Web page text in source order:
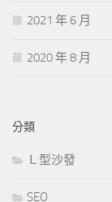
2021 年 6 月
2020 年 8 月
分類
Ｌ型沙發
SEO